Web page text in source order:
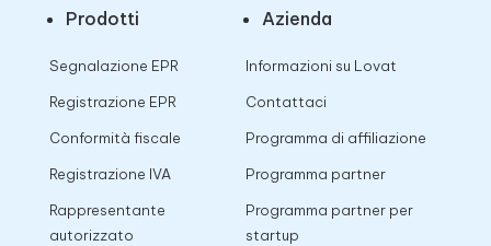
Prodotti
Segnalazione EPR
Registrazione EPR
Conformità fiscale
Registrazione IVA
Rappresentante
autorizzato
Azienda
Informazioni su Lovat
Contattaci
Programma di affiliazione
Programma partner
Programma partner per
startup